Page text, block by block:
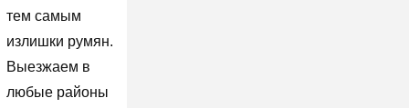
тем самым
излишки румян.
Выезжаем в
любые районы